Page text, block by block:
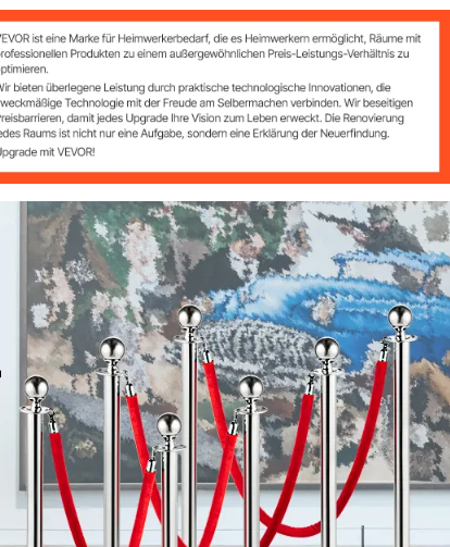
35,4 Zoll
mm